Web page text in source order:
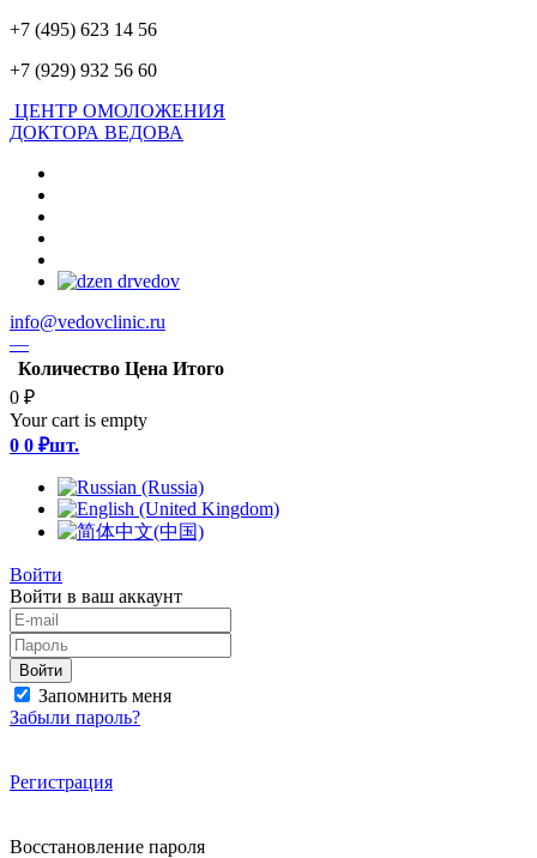
+7 (495) 623 14 56
+7 (929) 932 56 60
ЦЕНТР ОМОЛОЖЕНИЯ
ДОКТОРА ВЕДОВА
info@vedovclinic.ru
—
Количество Цена Итого
0 ₽
Your cart is empty
0 0 ₽шт.
Войти
Войти в ваш аккаунт
Войти
Запомнить меня
Забыли пароль?
Регистрация
Восстановление пароля